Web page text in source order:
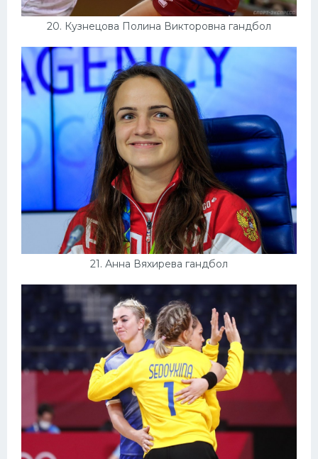
20. Кузнецова Полина Викторовна гандбол
21. Анна Вяхирева гандбол